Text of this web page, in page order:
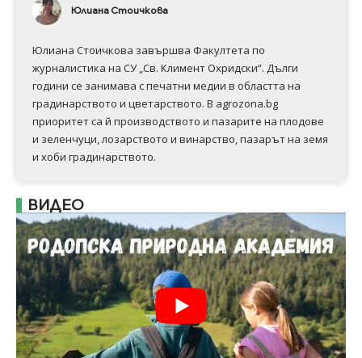
Юлиана Стоичкова
Юлиана Стоичкова завършва Факултета по
журналистика на СУ „Св. Климент Охридски“. Дълги
години се занимава с печатни медии в областта на
градинарството и цветарството. В agrozona.bg
приоритет са й производството и пазарите на плодове
и зеленчуци, лозарството и винарство, пазарът на земя
и хоби градинарството.
ВИДЕО